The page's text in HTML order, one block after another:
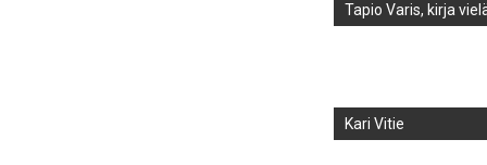
Tapio Varis, kirja
Kari Vitie